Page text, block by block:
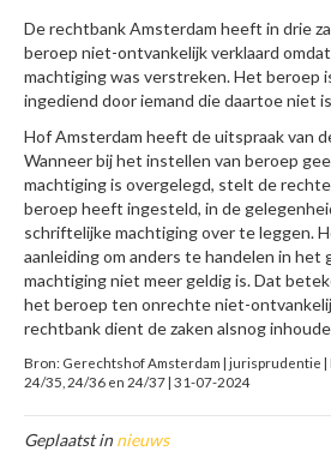
De rechtbank Amsterdam heeft in drie
beroep niet-ontvankelijk verklaard
machtiging was verstreken. Het beroep
ingediend door iemand die daartoe niet
Hof Amsterdam heeft de uitspraak van
Wanneer bij het instellen van beroep
machtiging is overgelegd, stelt de
beroep heeft ingesteld, in de
schriftelijke machtiging over te leggen.
aanleiding om anders te handelen in het
machtiging niet meer geldig is. Dat
het beroep ten onrechte niet-
rechtbank dient de zaken alsnog
Bron: Gerechtshof Amsterdam | jurisprudentie |
24/35, 24/36 en 24/37 | 31-07-2024
Geplaatst innieuws